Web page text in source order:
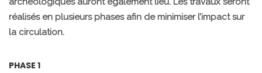
réalisés en plusieurs phases afin de minimiser l’impact sur
la circulation.
PHASE 1